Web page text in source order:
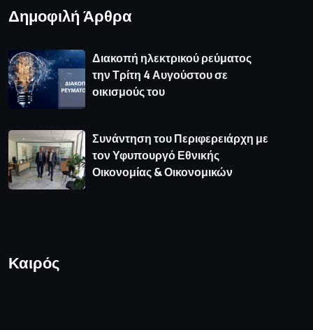
Δημοφιλή Άρθρα
Διακοπή ηλεκτρικού ρεύματος
την Τρίτη 4 Αυγούστου σε
οικισμούς του
Συνάντηση του Περιφερειάρχη με
τον Υφυπουργό Εθνικής
Οικονομίας & Οικονομικών
Καιρός